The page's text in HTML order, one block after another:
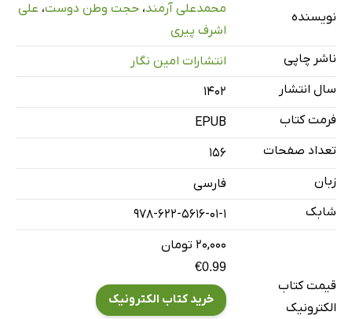
ب) فنون حمایتی
ج) فنون راهنمایی و جهت‌دهی
بحران خودکشی
اهمیت خودکشی
تعاریف خودکشی
روش‌های خودکشی
الف) رویکرد جامعه‌شناسی
ب) رویکرد مردم شناختی
نویسنده
محمدعلی آرمند، حجت وطن دوست، علی
اشرف پیری
ناشر چاپی
انتشارات امین نگار
سال انتشار
۱۴۰۲
فرمت کتاب
EPUB
تعداد صفحات
156
زبان
فارسی
شابک
978-622-5616-01-1
قیمت کتاب
الکترونیک
۲۰,۰۰۰ تومان
€0.99
خرید کتاب الکترونیک